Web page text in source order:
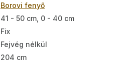
Borovi fenyő
41 - 50 cm, 0 - 40 cm
Fix
Fejvég nélkül
204 cm